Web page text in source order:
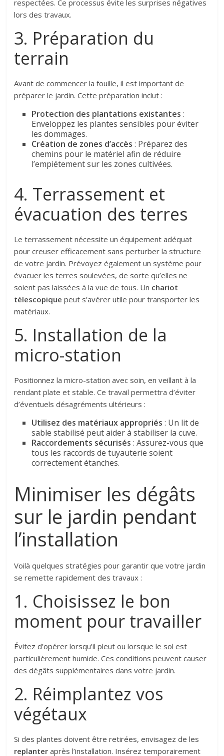
respectées. Ce processus évite les surprises négatives
lors des travaux.
3. Préparation du
terrain
Avant de commencer la fouille, il est important de
préparer le jardin. Cette préparation inclut :
Protection des plantations existantes :
Enveloppez les plantes sensibles pour éviter
les dommages.
Création de zones d’accès : Préparez des
chemins pour le matériel afin de réduire
l’empiétement sur les zones cultivées.
4. Terrassement et
évacuation des terres
Le terrassement nécessite un équipement adéquat
pour creuser efficacement sans perturber la structure
de votre jardin. Prévoyez également un système pour
évacuer les terres soulevées, de sorte qu’elles ne
soient pas laissées à la vue de tous. Un chariot
télescopique peut s’avérer utile pour transporter les
matériaux.
5. Installation de la
micro-station
Positionnez la micro-station avec soin, en veillant à la
rendant plate et stable. Ce travail permettra d’éviter
d’éventuels désagréments ultérieurs :
Utilisez des matériaux appropriés : Un lit de
sable stabilisé peut aider à stabiliser la cuve.
Raccordements sécurisés : Assurez-vous que
tous les raccords de tuyauterie soient
correctement étanches.
Minimiser les dégâts
sur le jardin pendant
l’installation
Voilà quelques stratégies pour garantir que votre jardin
se remette rapidement des travaux :
1. Choisissez le bon
moment pour travailler
Évitez d’opérer lorsqu’il pleut ou lorsque le sol est
particulièrement humide. Ces conditions peuvent causer
des dégâts supplémentaires dans votre jardin.
2. Réimplantez vos
végétaux
Si des plantes doivent être retirées, envisagez de les
replanter après l’installation. Insérez temporairement